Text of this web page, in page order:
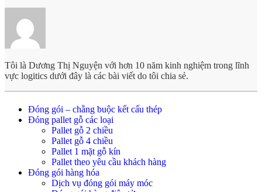
Tôi là Dương Thị Nguyện với hơn 10 năm kinh nghiệm trong lĩnh
vực logitics dưới đây là các bài viết do tôi chia sẻ.
Đóng gói – chằng buộc kết cấu thép
Đóng pallet gỗ các loại
Pallet gỗ 2 chiều
Pallet gỗ 4 chiều
Pallet 1 mặt gỗ kín
Pallet theo yêu cầu khách hàng
Đóng gói hàng hóa
Dịch vụ đóng gói máy móc